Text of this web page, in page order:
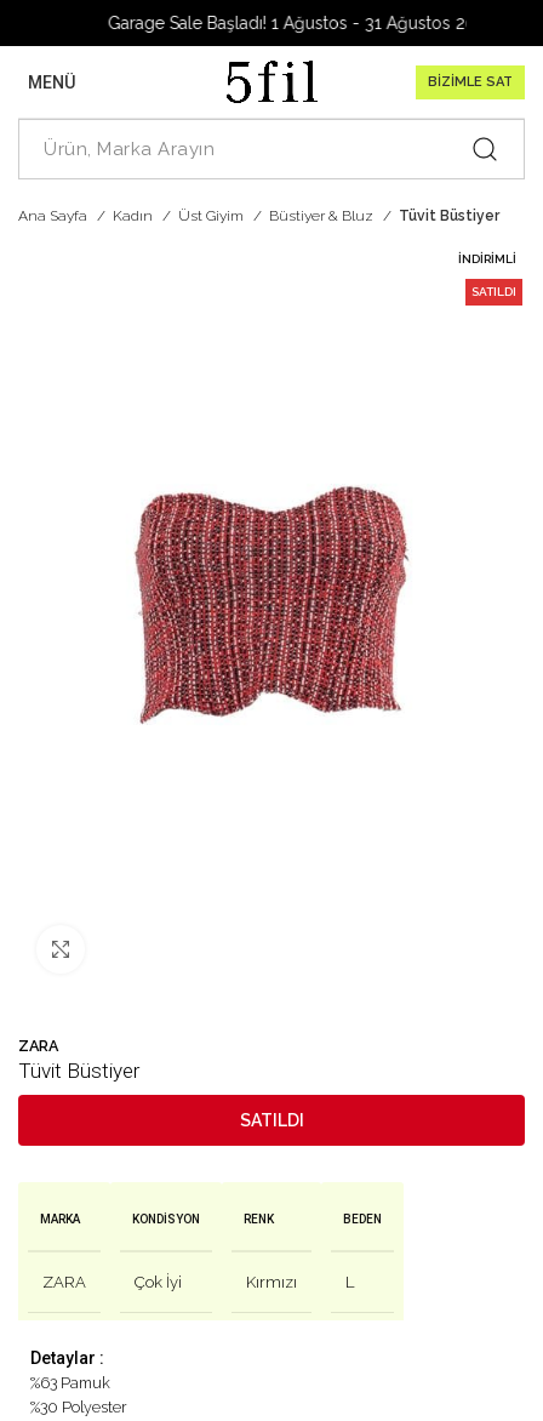
Garage Sale Başladı! 1 Ağustos - 31 Ağustos 2026
MENÜ BİZİMLE SAT
Ana Sayfa Kadın Üst Giyim Büstiyer & Bluz Tüvit Büstiyer
İNDIRIMLI
SATILDI
ZARA
Tüvit Büstiyer
SATILDI
MARKA
ZARA
KONDISYON
Çok İyi
RENK
Kırmızı
BEDEN
L
Detaylar :
%63 Pamuk
%30 Polyester